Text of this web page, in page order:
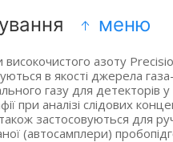
меню
високочистого азоту
в якості джерела
газу для детекторів у
при аналізі слідових
застосовуються для
(автосамплери)